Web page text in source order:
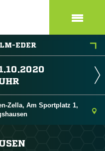
EDER
Zella, Am Sportplatz 1,